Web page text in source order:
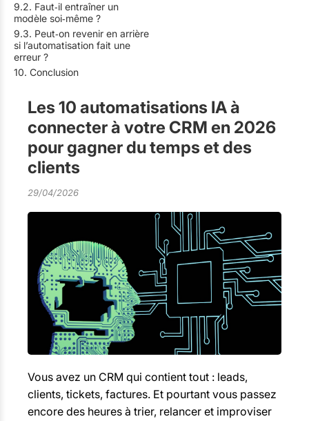
9.2. Faut‑il entraîner un
modèle soi‑même ?
9.3. Peut‑on revenir en arrière
si l’automatisation fait une
erreur ?
10. Conclusion
Les 10 automatisations IA à
connecter à votre CRM en 2026
pour gagner du temps et des
clients
29/04/2026
Vous avez un CRM qui contient tout : leads,
clients, tickets, factures. Et pourtant vous passez
encore des heures à trier, relancer et improviser